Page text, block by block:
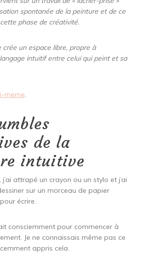
spontanée de la peinture et de ce
phase de créativité.
crée un espace libre, propre à
intuitif entre celui qui peint et sa
meme.
de la
intuitive
j’ai attrapé un crayon ou un stylo et j’ai
sur un morceau de papier
écrire.
consciemment pour commencer à
Je ne connaissais même pas ce
appris cela.